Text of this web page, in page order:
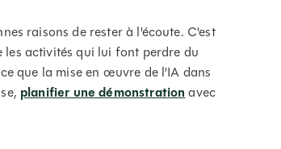
raisons de rester à l'écoute. C'est
les activités qui lui font perdre du
que la mise en œuvre de l'IA dans
planifier une démonstrationavec